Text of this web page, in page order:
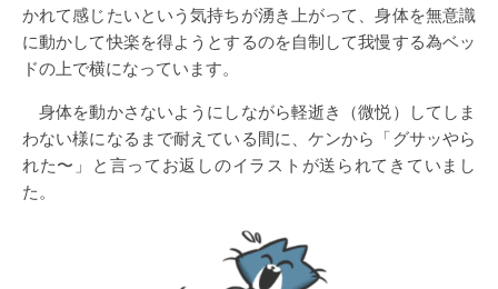
かれて感じたいという気持ちが湧き上がって、身体を無意識
に動かして快楽を得ようとするのを自制して我慢する為ベッ
ドの上で横になっています。
身体を動かさないようにしながら軽逝き（微悦）してしま
わない様になるまで耐えている間に、ケンから「グサッやら
れた〜」と言ってお返しのイラストが送られてきていまし
た。